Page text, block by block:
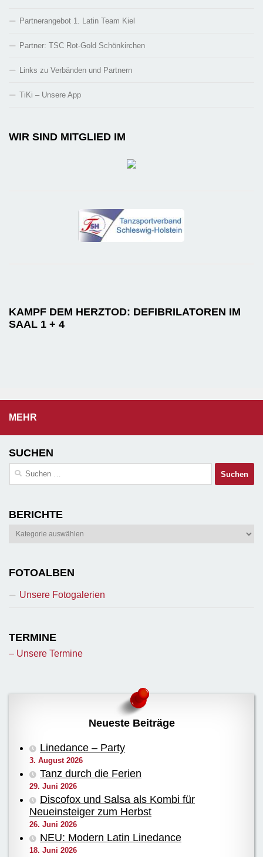
Partnerangebot 1. Latin Team Kiel
Partner: TSC Rot-Gold Schönkirchen
Links zu Verbänden und Partnern
TiKi – Unsere App
WIR SIND MITGLIED IM
KAMPF DEM HERZTOD: DEFIBRILATOREN IM
SAAL 1 + 4
MEHR
SUCHEN
Suchen
BERICHTE
Berichte
FOTOALBEN
Unsere Fotogalerien
TERMINE
– Unsere Termine
Neueste Beiträge
Linedance – Party
3. August 2026
Tanz durch die Ferien
29. Juni 2026
Discofox und Salsa als Kombi für
Neueinsteiger zum Herbst
26. Juni 2026
NEU: Modern Latin Linedance
18. Juni 2026